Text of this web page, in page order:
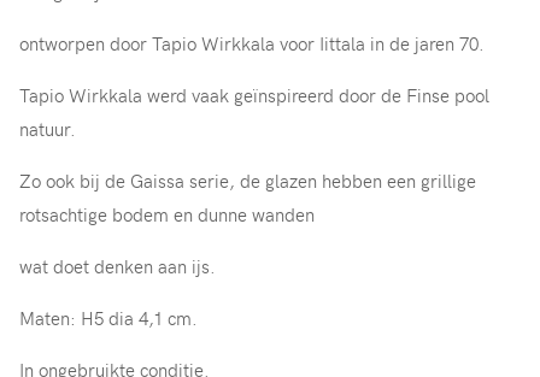
ontworpen door Tapio Wirkkala voor Iittala in de jaren 70.
Tapio Wirkkala werd vaak geïnspireerd door de Finse pool
natuur.
Zo ook bij de Gaissa serie, de glazen hebben een grillige
rotsachtige bodem en dunne wanden
wat doet denken aan ijs.
Maten: H5 dia 4,1 cm.
In ongebruikte conditie.